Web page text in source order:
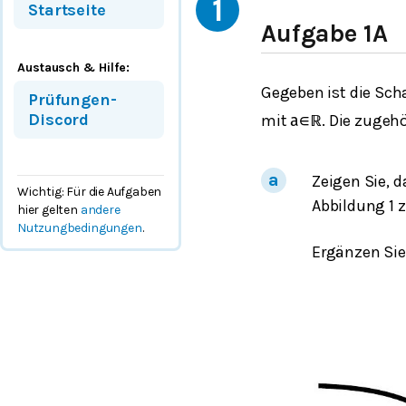
Startseite
Austausch & Hilfe:
Prüfungen-
Discord
Wichtig: Für die Aufgaben
hier gelten andere
Nutzungbedingungen.
1
Aufgabe 1A
Gegeben ist die
mita∈ ℝ. Die
Zeigen Sie,
Abbildung 1
Ergänzen